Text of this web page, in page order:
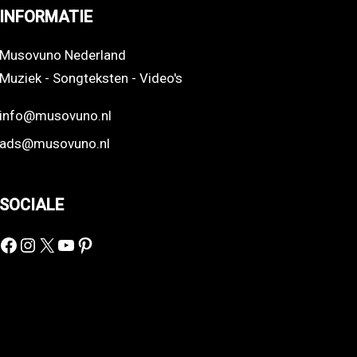
INFORMATIE
Musovuno Nederland
Muziek - Songteksten - Video's
info@musovuno.nl
ads@musovuno.nl
SOCIALE
Facebook
Instagram
X YouTube
Pinterest